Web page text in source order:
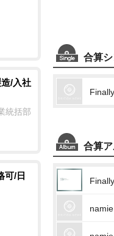
/入社
統括部
可/日
合算
Finally
合算
Finally